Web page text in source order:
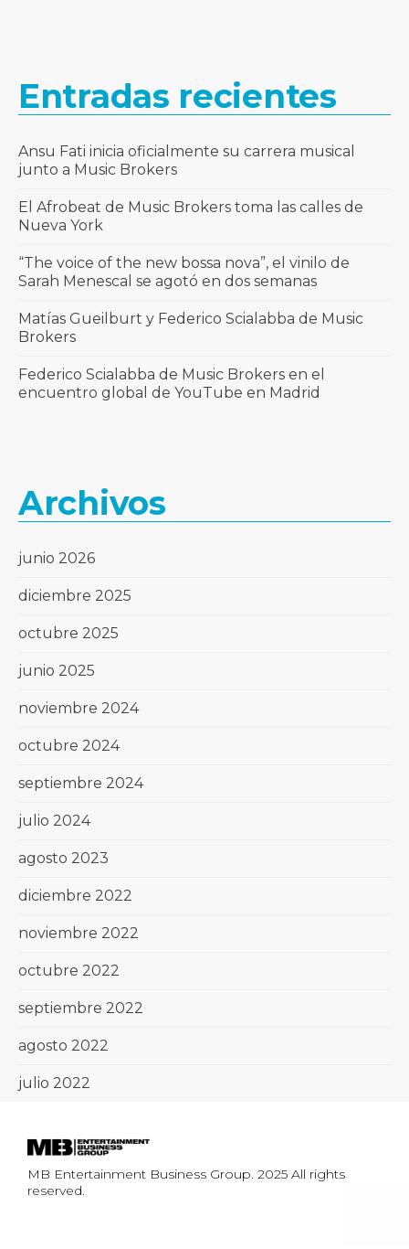
Entradas recientes
Ansu Fati inicia oficialmente su carrera musical
junto a Music Brokers
El Afrobeat de Music Brokers toma las calles de
Nueva York
“The voice of the new bossa nova”, el vinilo de
Sarah Menescal se agotó en dos semanas
Matías Gueilburt y Federico Scialabba de Music
Brokers
Federico Scialabba de Music Brokers en el
encuentro global de YouTube en Madrid
Archivos
junio 2026
diciembre 2025
octubre 2025
junio 2025
noviembre 2024
octubre 2024
septiembre 2024
julio 2024
agosto 2023
diciembre 2022
noviembre 2022
octubre 2022
septiembre 2022
agosto 2022
julio 2022
MB Entertainment Business Group. 2025 All rights
reserved.